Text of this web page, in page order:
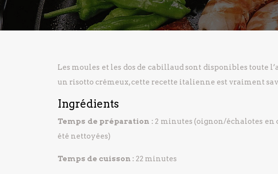
Les moules et les dos de cabillaud sont disponibles toute
un risotto crémeux, cette recette italienne est vraiment
Ingrédients
Temps de préparation : 2 minutes (oignon/échalotes en
été nettoyées)
Temps de cuisson : 22 minutes